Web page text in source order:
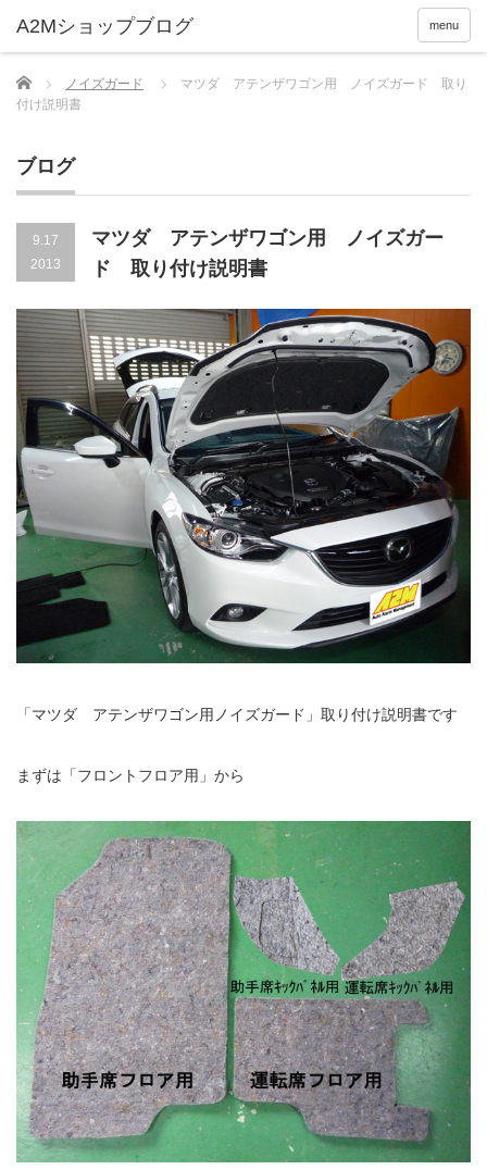
menu
Home ノイズガード
マツダ アテンザワゴン用 ノイズガード 取り
付け説明書
ブログ
9.17
2013
マツダ アテンザワゴン用 ノイズガー
ド 取り付け説明書
「マツダ アテンザワゴン用ノイズガード」取り付け説明書です
まずは「フロントフロア用」から